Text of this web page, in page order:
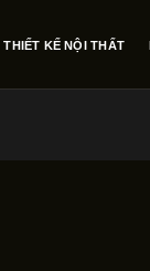
THIẾT KẾ NỘI THẤT